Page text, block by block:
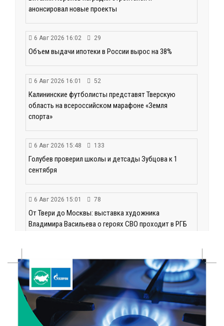
анонсировал новые проекты
6 Авг 2026 16:02 29
Объем выдачи ипотеки в России вырос на 38%
6 Авг 2026 16:01 52
Калининские футболисты представят Тверскую
область на всероссийском марафоне «Земля
спорта»
6 Авг 2026 15:48 133
Голубев проверил школы и детсады Зубцова к 1
сентября
6 Авг 2026 15:01 78
От Твери до Москвы: выставка художника
Владимира Васильева о героях СВО проходит в РГБ
В Твери создали соединения для кормовых
добавок, повышающие продуктивность
сельхозживотных
6 Авг 2026 14:01 131